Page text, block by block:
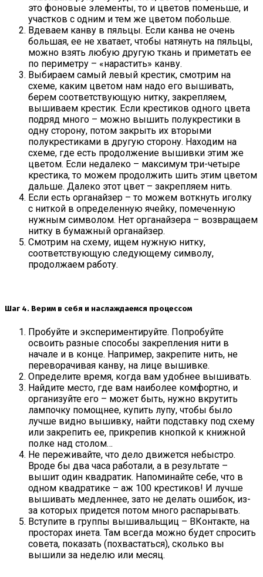
это фоновые элементы, то и цветов поменьше, и
участков с одним и тем же цветом побольше.
Вдеваем канву в пяльцы. Если канва не очень
большая, ее не хватает, чтобы натянуть на пяльцы,
можно взять любую другую ткань и приметать ее
по периметру – «нарастить» канву.
Выбираем самый левый крестик, смотрим на
схеме, каким цветом нам надо его вышивать,
берем соответствующую нитку, закрепляем,
вышиваем крестик. Если крестиков одного цвета
подряд много – можно вышить полукрестики в
одну сторону, потом закрыть их вторыми
полукрестиками в другую сторону. Находим на
схеме, где есть продолжение вышивки этим же
цветом. Если недалеко – максимум три-четыре
крестика, то можем продолжить шить этим цветом
дальше. Далеко этот цвет – закрепляем нить.
Если есть органайзер – то можем воткнуть иголку
с ниткой в определенную ячейку, помеченную
нужным символом. Нет органайзера – возвращаем
нитку в бумажный органайзер.
Смотрим на схему, ищем нужную нитку,
соответствующую следующему символу,
продолжаем работу.
Шаг 4. Верим в себя и наслаждаемся процессом
Пробуйте и экспериментируйте. Попробуйте
освоить разные способы закрепления нити в
начале и в конце. Например, закрепите нить, не
переворачивая канву, на лице вышивке.
Определите время, когда вам удобнее вышивать.
Найдите место, где вам наиболее комфортно, и
организуйте его – может быть, нужно вкрутить
лампочку помощнее, купить лупу, чтобы было
лучше видно вышивку, найти подставку под схему
или закрепить ее, прикрепив кнопкой к книжной
полке над столом…
Не переживайте, что дело движется небыстро.
Вроде бы два часа работали, а в результате –
вышит один квадратик. Напоминайте себе, что в
одном квадратике – аж 100 крестиков! И лучше
вышивать медленнее, зато не делать ошибок, из-
за которых придется потом много распарывать.
Вступите в группы вышивальщиц – ВКонтакте, на
просторах инета. Там всегда можно будет спросить
совета, показать (похвастаться), сколько вы
вышили за неделю или месяц.